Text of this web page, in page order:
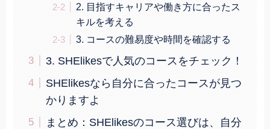
2. 目指すキャリアや働き方に合ったス
キルを考える
3. コースの難易度や時間を確認する
3. SHElikesで人気のコースをチェック！
SHElikesなら自分に合ったコースが見つ
かりますよ
まとめ：SHElikesのコース選びは、自分